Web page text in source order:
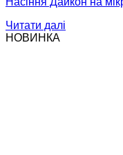
Читати далі
НОВИНКА